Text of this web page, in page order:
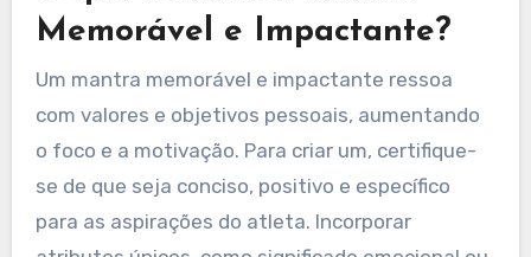
Em última análise, um mantra bem elaborado
serve como uma âncora mental, reforçando o
compromisso do atleta e impulsionando-o em
direção ao desempenho máximo.
O que Torna um Mantra
Memorável e Impactante?